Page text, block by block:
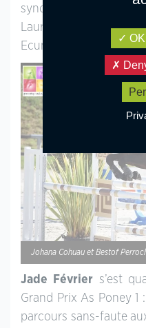
synonyme de
Laurencin, 2e avec
Ecume d’Azur, est
Johana Cohuau et Bestof
Jade Février s’est
Grand Prix As Poney 1
parcours sans-faute